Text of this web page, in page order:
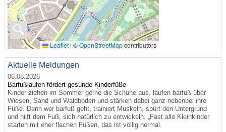
🔍
Leaflet | ©OpenStreetMapcontributors
Aktuelle Meldungen
06.08.2026
Barfußlaufen fördert gesunde Kinderfüße
Kinder ziehen im Sommer gerne die Schuhe aus, laufen barfuß über
Wiesen, Sand und Waldboden und stärken dabei ganz nebenbei ihre
Füße. Denn wer barfuß geht, trainiert Muskeln, spürt den Untergrund
und hilft dem Fuß, sich natürlich zu entwickeln. „Fast alle Kleinkinder
starten mit eher flachen Füßen, das ist völlig normal.